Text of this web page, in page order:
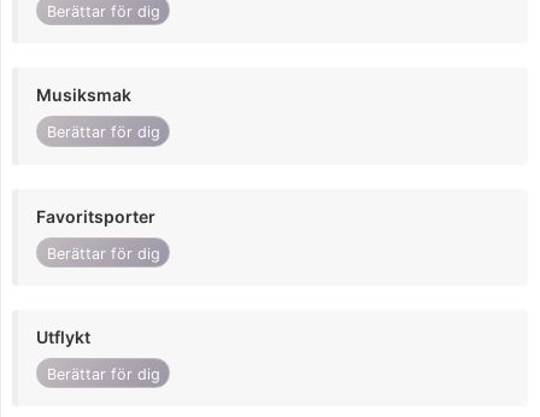
Berättar för dig
Musiksmak
Berättar för dig
Favoritsporter
Berättar för dig
Utflykt
Berättar för dig